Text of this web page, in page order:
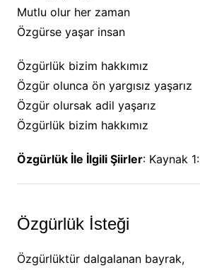
Mutlu olur her zaman
Özgürse yaşar insan
Özgürlük bizim hakkımız
Özgür olunca ön yargısız yaşarız
Özgür olursak adil yaşarız
Özgürlük bizim hakkımız
Özgürlük İle İlgili Şiirler: Kaynak 1:
Özgürlük İsteği
Özgürlüktür dalgalanan bayrak,